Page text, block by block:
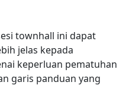
townhall ini dapat
jelas kepada
keperluan pematuhan
garis panduan yang